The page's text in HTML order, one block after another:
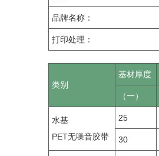
品牌名称：
打印处理：
类别
基材厚度
（一）
水基
PET无噪音胶带
25
30